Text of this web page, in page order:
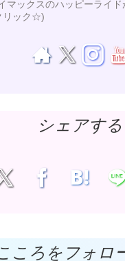
ックスのハッピーライド
リック☆)
シェアする
ころをフォロ